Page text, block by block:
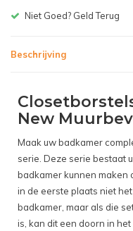
Gratis bezorgen v.a. €
Beschrijving
New
Maak uw badkamer
serie. Deze serie bestaat
badkamer kunnen maken
in de eerste plaats niet
badkamer, maar als die
is, kan dit een doorn in het